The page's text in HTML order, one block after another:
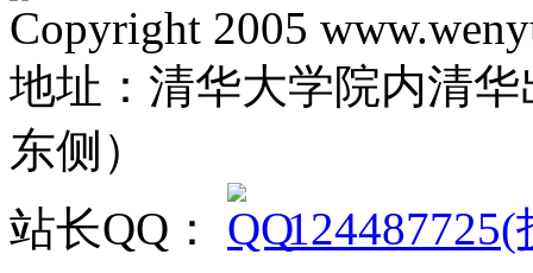
Copyright 2005
地址：清华大学院内清
东侧）
站长QQ：